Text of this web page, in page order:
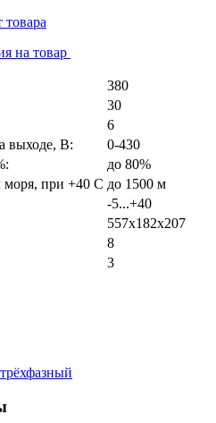
товара
на товар
380
30
6
выходе, В:
0-430
до 80%
моря, при +40 С до 1500 м
-5...+40
557x182x207
8
3